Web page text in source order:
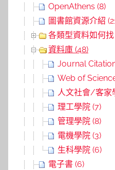
OpenAthens (8)
圖書館資源介紹
各類型資料如何找
資料庫 (48)
Journal
Web of
人文社會/客家
理工學院 (7)
管理學院 (8)
電機學院 (3)
生科學院 (6)
電子書 (6)